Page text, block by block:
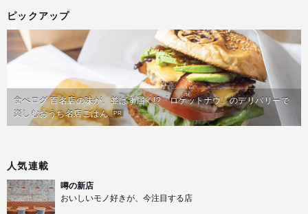
ピックアップ
食べログ 百名店の味が、並ばず届く!?「ロケットナウ」のデリバリーで
楽しむおうち名店ごはん PR
人気連載
噂の新店
おいしいモノ好きが、今注目する店